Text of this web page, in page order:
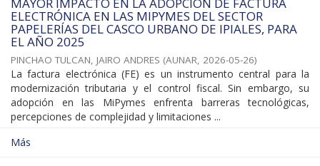
ELECTRÓNICA EN LAS MIPYMES DEL SECTOR
PAPELERÍAS DEL CASCO URBANO DE IPIALES, PARA
EL AÑO 2025
PINCHAO TULCAN, JAIRO ANDRES (AUNAR, 2026-05-26)
La factura electrónica (FE) es un instrumento central para la
modernización tributaria y el control fiscal. Sin embargo, su
adopción en las MiPymes enfrenta barreras tecnológicas,
percepciones de complejidad y limitaciones ...
Más